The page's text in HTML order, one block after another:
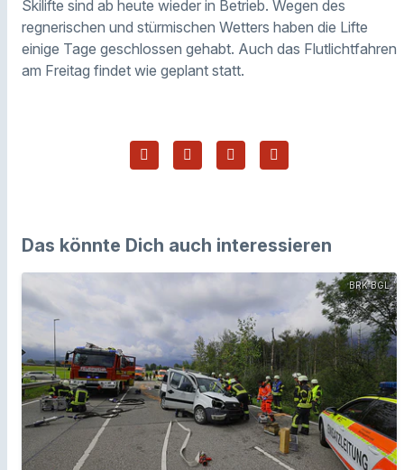
Skilifte sind ab heute wieder in Betrieb. Wegen des
regnerischen und stürmischen Wetters haben die Lifte
einige Tage geschlossen gehabt. Auch das Flutlichtfahren
am Freitag findet wie geplant statt.
Das könnte Dich auch interessieren
BRK BGL